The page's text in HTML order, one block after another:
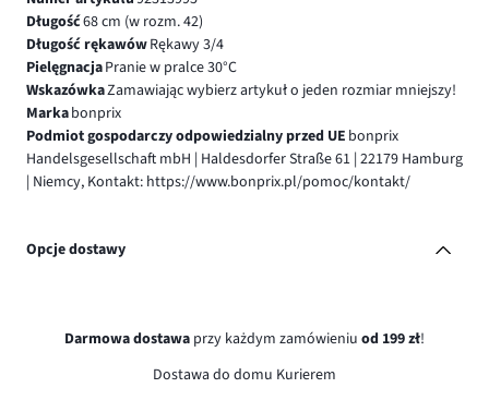
Długość68 cm (w rozm. 42)
Długość rękawówRękawy 3/4
PielęgnacjaPranie w pralce 30°C
WskazówkaZamawiając wybierz artykuł o jeden rozmiar mniejszy!
Markabonprix
Podmiot gospodarczy odpowiedzialny przed UE bonprix
Handelsgesellschaft mbH | Haldesdorfer Straße 61 | 22179 Hamburg
| Niemcy, Kontakt: https://www.bonprix.pl/pomoc/kontakt/
Opcje dostawy
Darmowa dostawa przy każdym zamówieniu od 199 zł!
Dostawa do domu Kurierem